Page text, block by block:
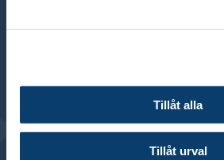
Tillåt alla
Tillåt urval
Address: Box 7603, 103 94 Stockholm
Visiting address: Blasieholmsgatan
© 2024 Finance Sweden